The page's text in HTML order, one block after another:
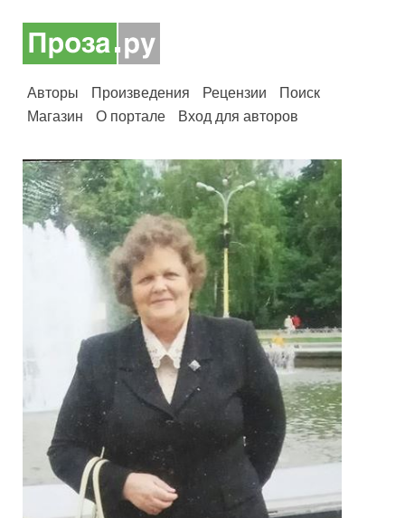
Авторы Произведения Рецензии
Поиск
Магазин
О портале Вход для авторов